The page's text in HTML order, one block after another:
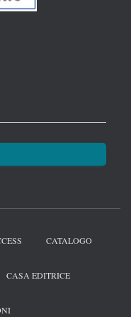
CATALOGO
CASA EDITRICE